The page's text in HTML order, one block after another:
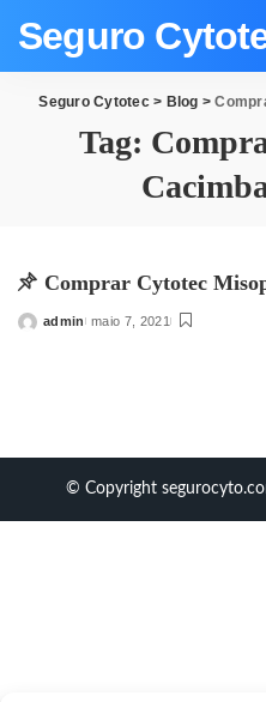
Seguro
Seguro Cytotec> Blog >
Tag:
Comprar Cytotec
Posted
admin maio 7, 2021
© Copyright